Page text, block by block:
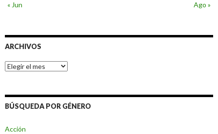
« Jun
Ago »
ARCHIVOS
Archivos
BÚSQUEDA POR GÉNERO
Acción